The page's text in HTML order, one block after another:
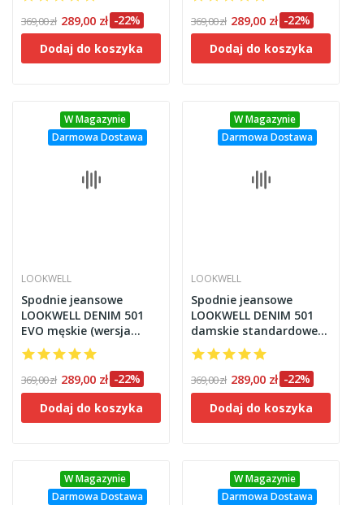
369,00 zł 289,00 zł -22%
Dodaj do koszyka
369,00 zł 289,00 zł -22%
Dodaj do koszyka
W Magazynie
Darmowa Dostawa
LOOKWELL
Spodnie jeansowe
LOOKWELL DENIM 501
EVO męskie (wersja
long)
369,00 zł 289,00 zł -22%
Dodaj do koszyka
W Magazynie
Darmowa Dostawa
LOOKWELL
Spodnie jeansowe
LOOKWELL DENIM 501
damskie standardowe
(regular)
369,00 zł 289,00 zł -22%
Dodaj do koszyka
W Magazynie
Darmowa Dostawa
W Magazynie
Darmowa Dostawa